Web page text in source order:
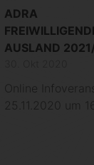
ADRA
AUSLAND
Online
25.11.2020 um